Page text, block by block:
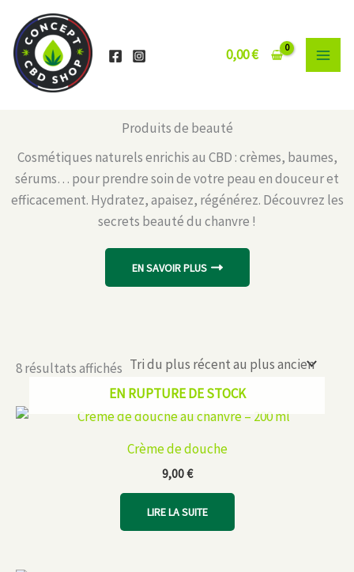
contenu
0,00€
Produits de beauté
Cosmétiques naturels enrichis au CBD : crèmes, baumes,
sérums… pour prendre soin de votre peau en douceur et
efficacement. Hydratez, apaisez, régénérez. Découvrez les
secrets beauté du chanvre !
EN SAVOIR PLUS
8 résultats affichés Trié
plus
récent
au
ancien
EN RUPTURE DE STOCK
Crème de douche
9,00€
LIRE LA SUITE